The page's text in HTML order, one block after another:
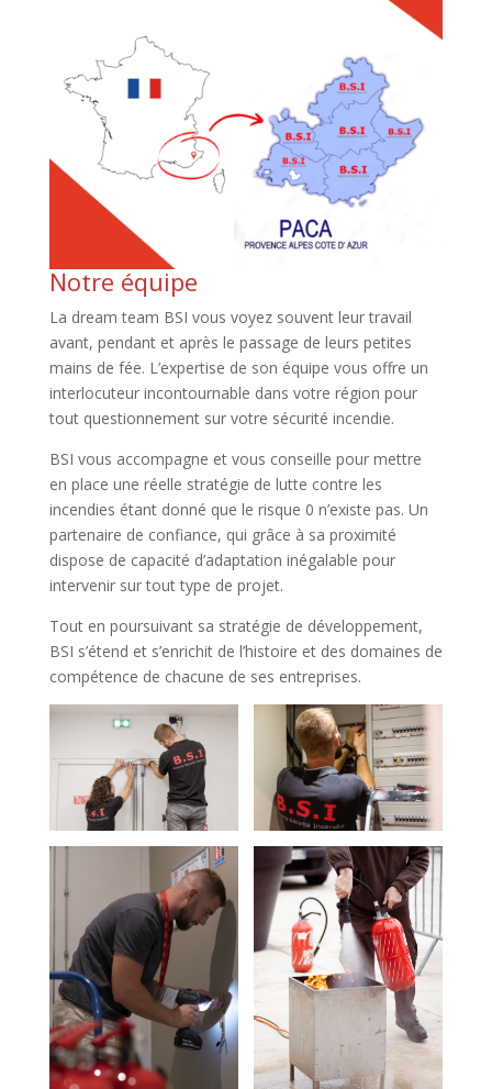
Notre équipe
La dream team BSI vous voyez souvent leur travail
avant, pendant et après le passage de leurs petites
mains de fée. L’expertise de son équipe vous offre un
interlocuteur incontournable dans votre région pour
tout questionnement sur votre sécurité incendie.
BSI vous accompagne et vous conseille pour mettre
en place une réelle stratégie de lutte contre les
incendies étant donné que le risque 0 n’existe pas. Un
partenaire de confiance, qui grâce à sa proximité
dispose de capacité d’adaptation inégalable pour
intervenir sur tout type de projet.
Tout en poursuivant sa stratégie de développement,
BSI s’étend et s’enrichit de l’histoire et des domaines de
compétence de chacune de ses entreprises.